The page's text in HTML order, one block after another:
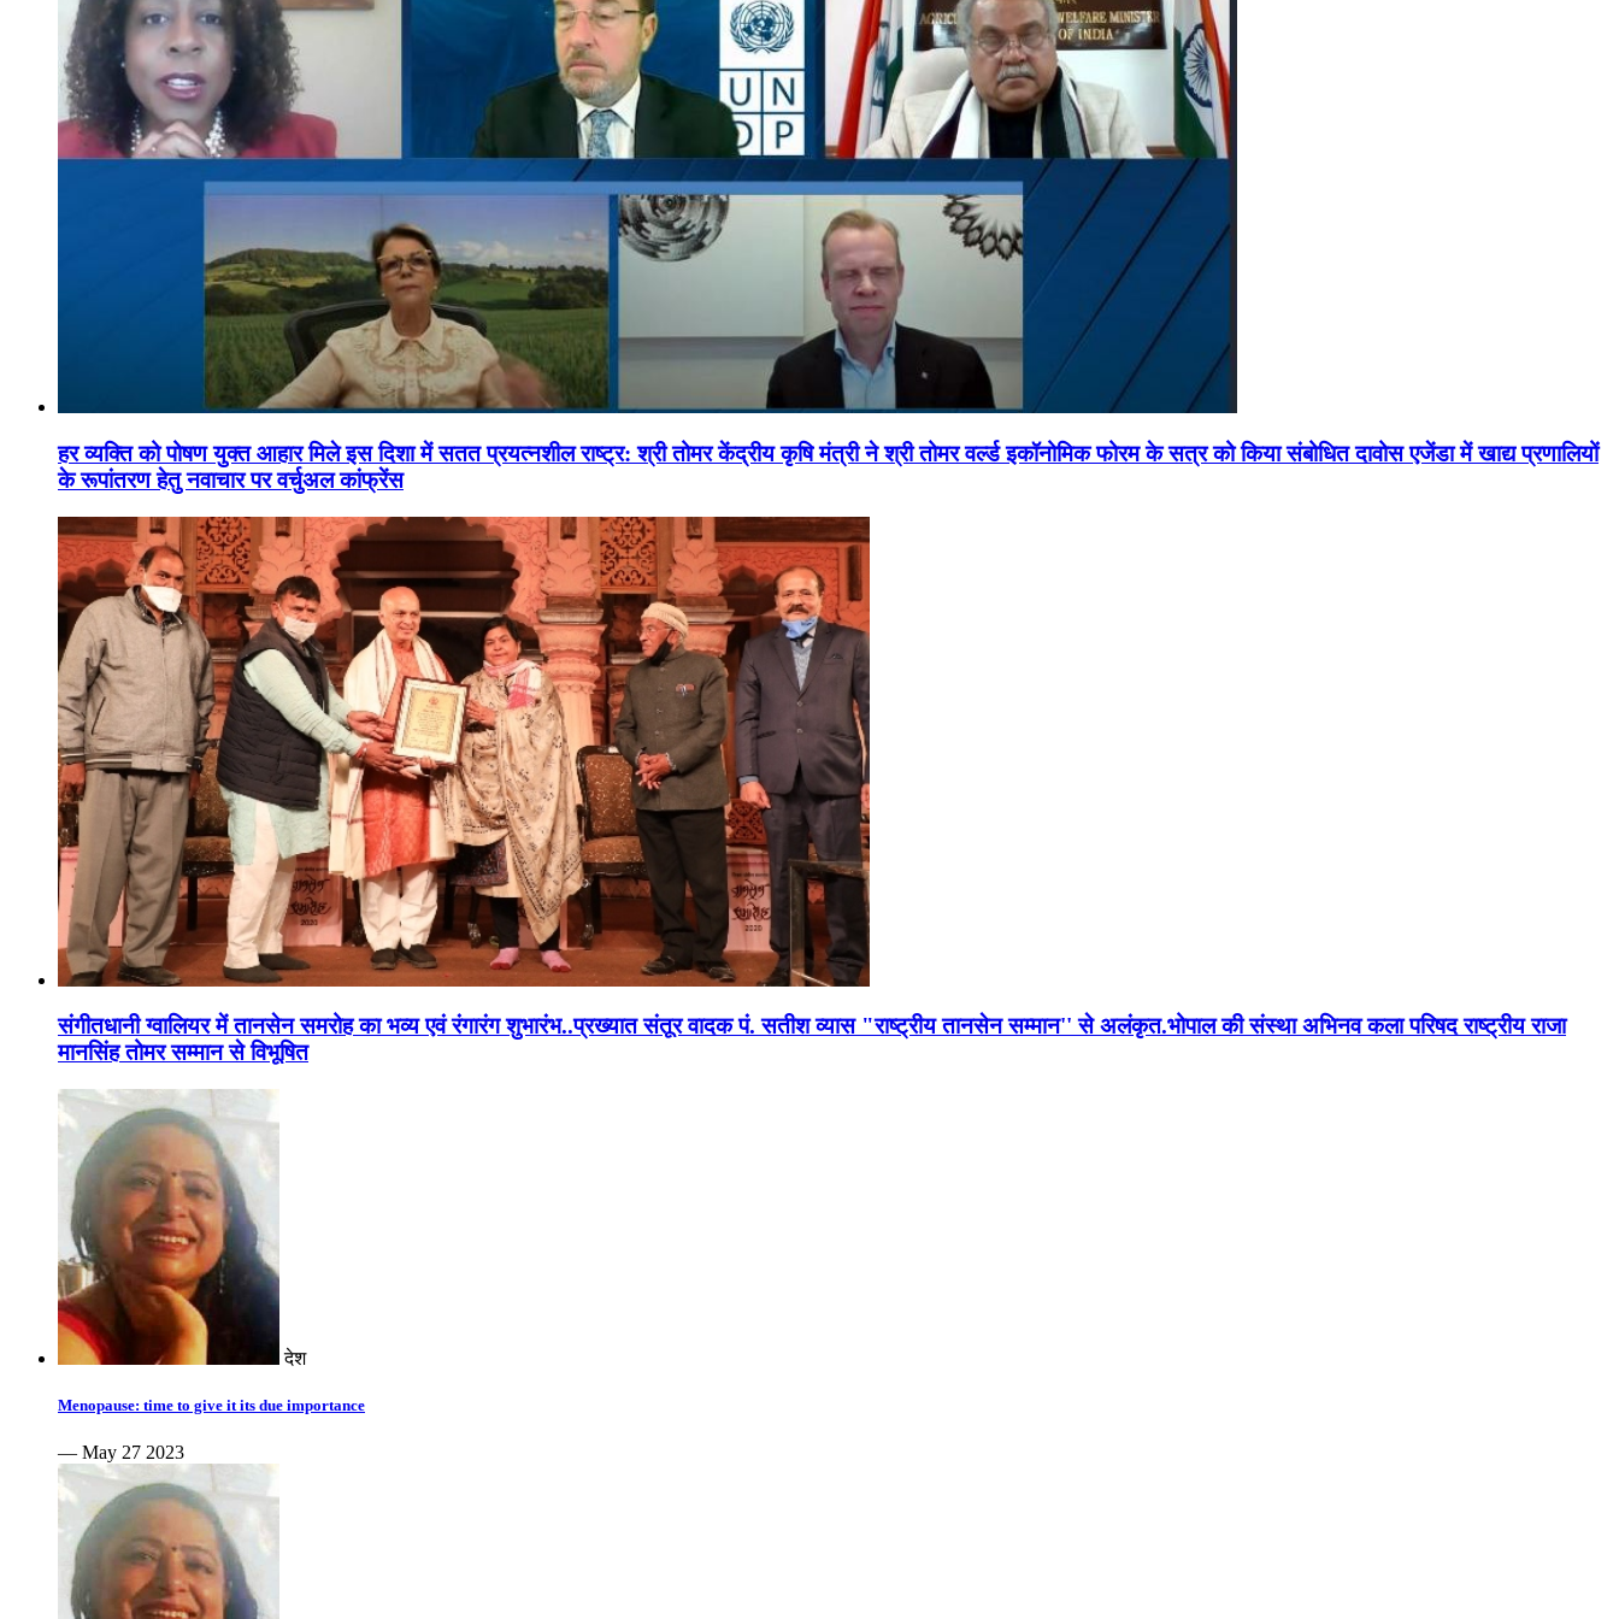
हर व्यक्ति को पोषण युक्त आहार मिले इस दिशा में सतत प्रयत्नशील राष्ट्र: श्री तोमर केंद्रीय कृषि मंत्री ने श्री तोमर वर्ल्ड इकॉनोमिक फोरम के सत्र को किया संबोधित दावोस एजेंडा में खाद्य प्रणालियों
के रूपांतरण हेतु नवाचार पर वर्चुअल कांफ्रेंस
संगीतधानी ग्वालियर में तानसेन समरोह का भव्य एवं रंगारंग शुभारंभ..प्रख्यात संतूर वादक पं. सतीश व्यास "राष्ट्रीय तानसेन सम्मान'' से अलंकृत.भोपाल की संस्था अभिनव कला परिषद राष्ट्रीय राजा
मानसिंह तोमर सम्मान से विभूषित
देश
Menopause: time to give it its due importance
— May 27 2023